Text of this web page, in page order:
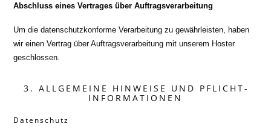
Abschluss eines Vertrages über Auftragsverarbeitung
Um die datenschutzkonforme Verarbeitung zu gewährleisten, haben
wir einen Vertrag über Auftragsverarbeitung mit unserem Hoster
geschlossen.
3. ALLGEMEINE HINWEISE UND PFLICHT­
INFORMATIONEN
Datenschutz